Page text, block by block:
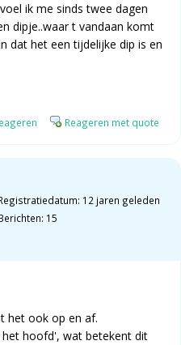
ik me sinds twee dagen
dipje..waar t vandaan komt
dat het een tijdelijke dip is en
Reageren met quote
12 jaren geleden
15
het ook op en af.
het hoofd', wat betekent dit